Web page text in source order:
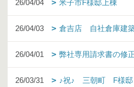
26/04/04 米子市F様邸上棟
26/04/03 倉吉店 自社倉庫建築
26/04/01 弊社専用請求書の修
26/03/31
♪祝♪ 三朝町 F様邸